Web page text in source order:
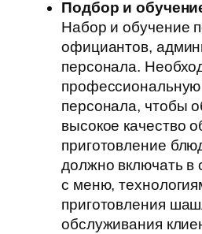
Подбор и
Набор и обучение
официантов,
персонала.
профессиональную
персонала, чтобы
высокое качество
приготовление
должно включать в
с меню,
приготовления
обслуживания